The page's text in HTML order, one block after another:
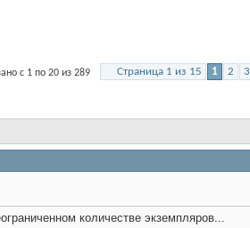
Страница 1 из 15 1 2 3
с 1 по 20 из 289
количестве экземпляров...